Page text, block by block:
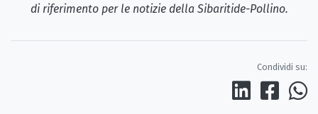
di riferimento per le notizie della Sibaritide-Pollino.
Condividi su: